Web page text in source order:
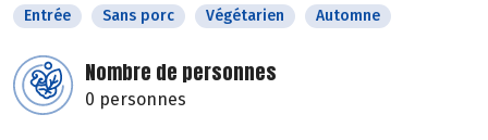
Entrée Sans porc Végétarien Automne
Nombre de personnes
0 personnes